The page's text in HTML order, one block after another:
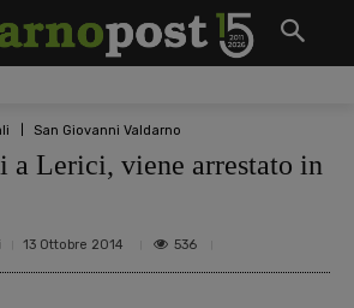
San Giovanni Valdarno
a Lerici, viene arrestato in
13 Ottobre 2014 536